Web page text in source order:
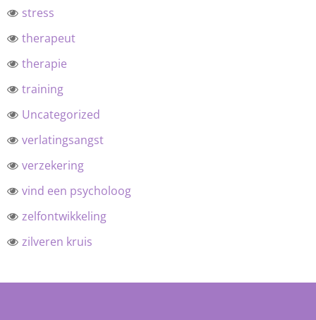
stress
therapeut
therapie
training
Uncategorized
verlatingsangst
verzekering
vind een psycholoog
zelfontwikkeling
zilveren kruis